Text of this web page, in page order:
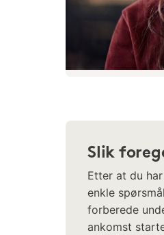
Slik
Etter at du
enkle
forberede
ankomst